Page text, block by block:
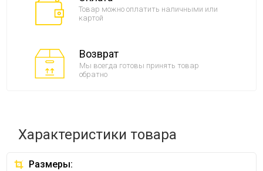
Товар можно оплатить наличными или
картой
Возврат
Мы всегда готовы принять товар
обратно
Характеристики товара
Размеры: